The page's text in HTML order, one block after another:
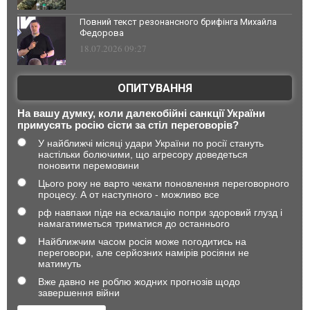
Повний текст резонансного брифінга Михайла
Федорова
18.07.2026 09:27
ОПИТУВАННЯ
На вашу думку, коли далекобійні санкції України
примусять росію сісти за стіл переговорів?
У найближчі місяці удари України по росії стануть
настільки болючими, що агресору доведеться
поновити перемовини
Цього року не варто чекати поновлення переговорного
процесу. А от наступного - можливо все
рф навпаки піде на ескалацію попри здоровий глузд і
намагатиметься триматися до останнього
Найближчим часом росія може погодитись на
переговори, але серйозних намірів росіяни не
матимуть
Вже давно не роблю жодних прогнозів щодо
завершення війни